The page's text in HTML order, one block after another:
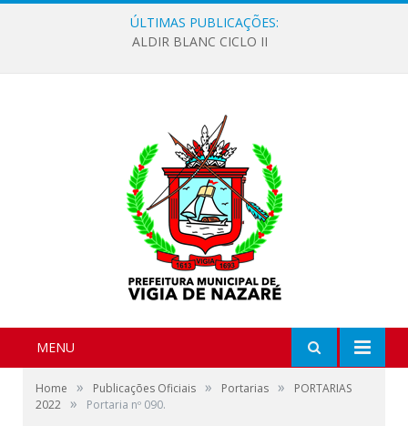
ÚLTIMAS PUBLICAÇÕES:
ALDIR BLANC CICLO II
MENU
Home » Publicações Oficiais » Portarias »
PORTARIAS
2022 » Portaria nº 090.